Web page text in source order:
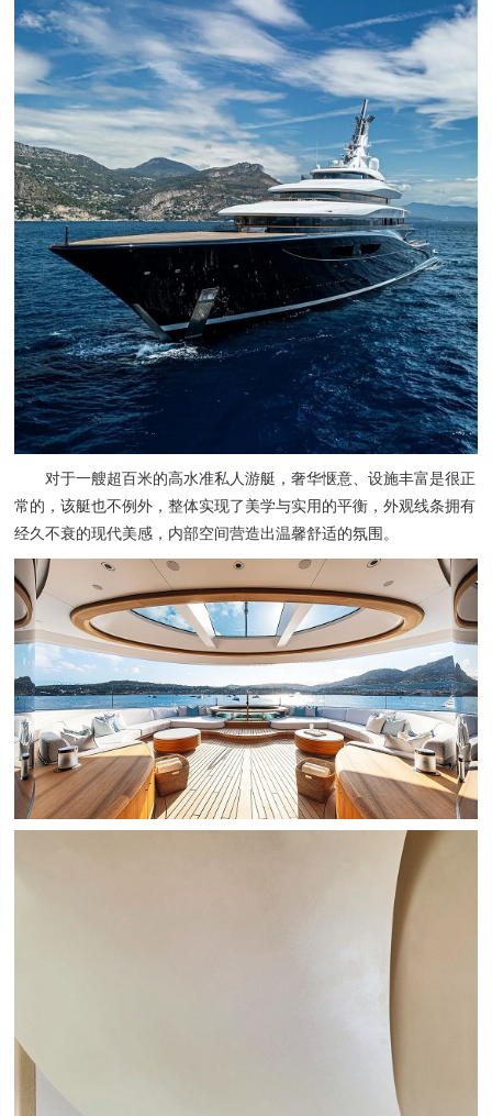
对于一艘超百米的高水准私人游艇，奢华惬意、设施丰富是很正
常的，该艇也不例外，整体实现了美学与实用的平衡，外观线条拥有
经久不衰的现代美感，内部空间营造出温馨舒适的氛围。